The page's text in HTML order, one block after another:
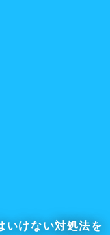
いけない対処法を